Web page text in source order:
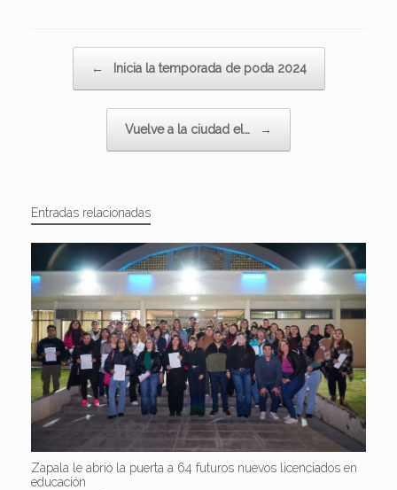
← Inicia la temporada de poda 2024
Vuelve a la ciudad el… →
Entradas relacionadas
Zapala le abrió la puerta a 64 futuros nuevos licenciados en
educación